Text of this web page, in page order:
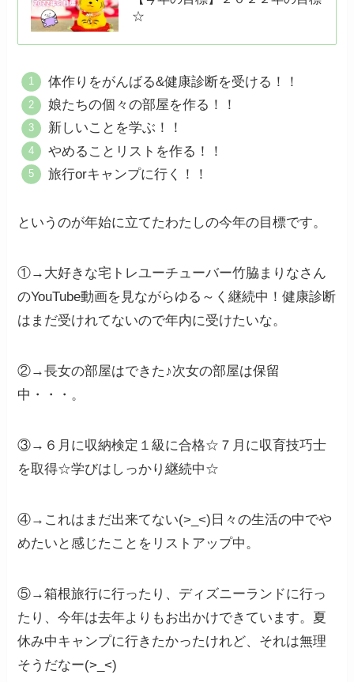
☆
体作りをがんばる&健康診断を受ける！！
娘たちの個々の部屋を作る！！
新しいことを学ぶ！！
やめることリストを作る！！
旅行orキャンプに行く！！
というのが年始に立てたわたしの今年の目標です。
①→大好きな宅トレユーチューバー竹脇まりなさん
のYouTube動画を見ながらゆる～く継続中！健康診断
はまだ受けれてないので年内に受けたいな。
②→長女の部屋はできた♪次女の部屋は保留
中・・・。
③→６月に収納検定１級に合格☆７月に収育技巧士
を取得☆学びはしっかり継続中☆
④→これはまだ出来てない(>_<)日々の生活の中でや
めたいと感じたことをリストアップ中。
⑤→箱根旅行に行ったり、ディズニーランドに行っ
たり、今年は去年よりもお出かけできています。夏
休み中キャンプに行きたかったけれど、それは無理
そうだなー(>_<)